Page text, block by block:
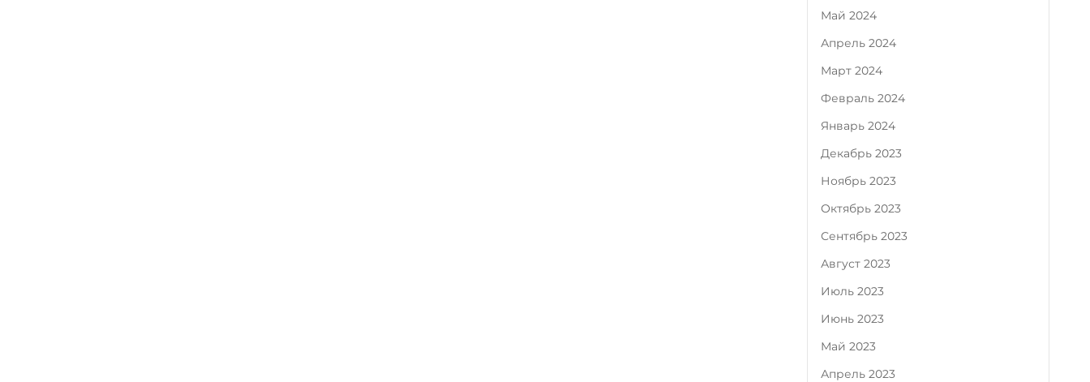
Май 2024
Апрель 2024
Март 2024
Февраль 2024
Январь 2024
Декабрь 2023
Ноябрь 2023
Октябрь 2023
Сентябрь 2023
Август 2023
Июль 2023
Июнь 2023
Май 2023
Апрель 2023